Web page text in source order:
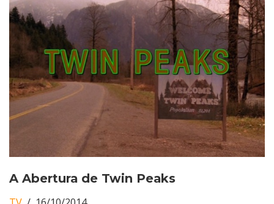
A Abertura de Twin Peaks